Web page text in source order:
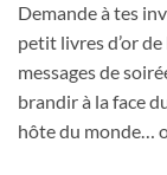
Demande à tes
petit livres d’or
messages de
brandir à la face
hôte du monde…